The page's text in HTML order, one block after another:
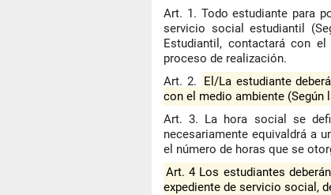
Art. 1. Todo estudiante para
servicio social estudiantil
Estudiantil, contactará con
proceso de realización.
Art. 2.
El/La estudiante
con el medio ambiente (Según
Art. 3. La hora social se
necesariamente equivaldrá a
el número de horas que se
Art. 4 Los estudiantes
expediente de servicio social,